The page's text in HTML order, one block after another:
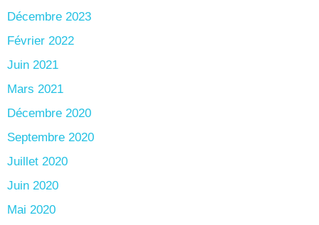
Décembre 2023
Février 2022
Juin 2021
Mars 2021
Décembre 2020
Septembre 2020
Juillet 2020
Juin 2020
Mai 2020